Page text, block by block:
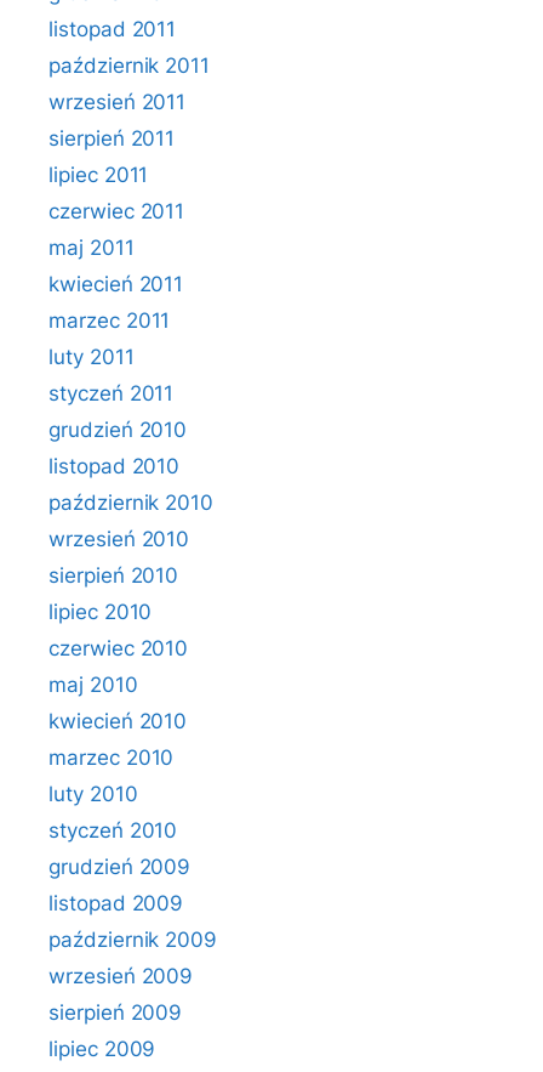
listopad 2011
październik 2011
wrzesień 2011
sierpień 2011
lipiec 2011
czerwiec 2011
maj 2011
kwiecień 2011
marzec 2011
luty 2011
styczeń 2011
grudzień 2010
listopad 2010
październik 2010
wrzesień 2010
sierpień 2010
lipiec 2010
czerwiec 2010
maj 2010
kwiecień 2010
marzec 2010
luty 2010
styczeń 2010
grudzień 2009
listopad 2009
październik 2009
wrzesień 2009
sierpień 2009
lipiec 2009